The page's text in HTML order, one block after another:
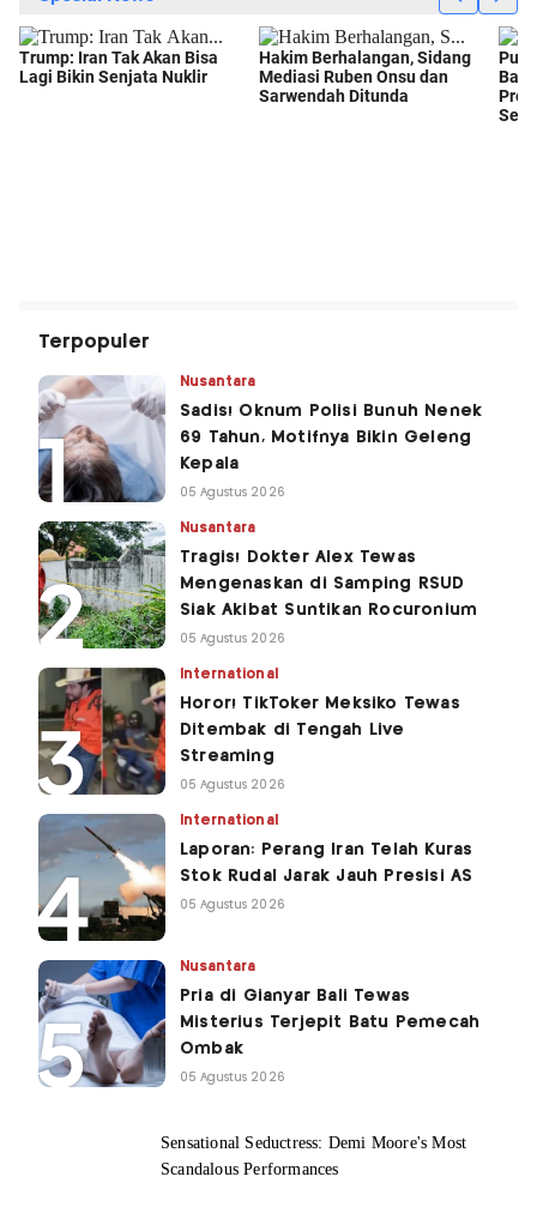
Terpopuler
Nusantara
Sadis! Oknum Polisi Bunuh Nenek
69 Tahun, Motifnya Bikin Geleng
Kepala
05 Agustus 2026
Nusantara
Tragis! Dokter Alex Tewas
Mengenaskan di Samping RSUD
Siak Akibat Suntikan Rocuronium
05 Agustus 2026
International
Horor! TikToker Meksiko Tewas
Ditembak di Tengah Live
Streaming
05 Agustus 2026
International
Laporan: Perang Iran Telah Kuras
Stok Rudal Jarak Jauh Presisi AS
05 Agustus 2026
Nusantara
Pria di Gianyar Bali Tewas
Misterius Terjepit Batu Pemecah
Ombak
05 Agustus 2026